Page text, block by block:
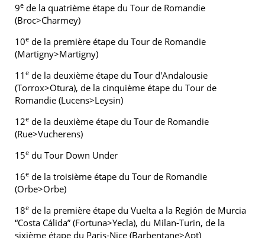
9e de la quatrième étape du Tour de Romandie
(Broc>Charmey)
10e de la première étape du Tour de Romandie
(Martigny>Martigny)
11 e de la deuxième étape du Tour d'Andalousie
(Torrox>Otura), de la cinquième étape du Tour de
Romandie (Lucens>Leysin)
12e de la deuxième étape du Tour de Romandie
(Rue>Vucherens)
15e du Tour Down Under
16e de la troisième étape du Tour de Romandie
(Orbe>Orbe)
18e de la première étape du Vuelta a la Región de Murcia
“Costa Cálida” (Fortuna>Yecla), du Milan-Turin, de la
sixième étape du Paris-Nice (Barbentane>Apt)